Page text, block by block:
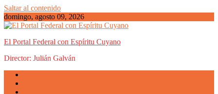
Saltar al contenido
domingo, agosto 09, 2026
El Portal Federal con Espíritu Cuyano
Director: Julián Galván